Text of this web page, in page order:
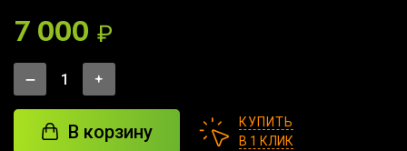
7 000 ₽
В корзину
КУПИТЬ
В 1 КЛИК